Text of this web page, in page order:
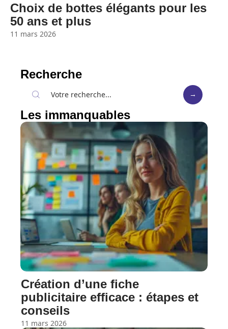
Choix de bottes élégants pour les
50 ans et plus
11 mars 2026
Recherche
Les immanquables
Création d’une fiche
publicitaire efficace : étapes et
conseils
11 mars 2026